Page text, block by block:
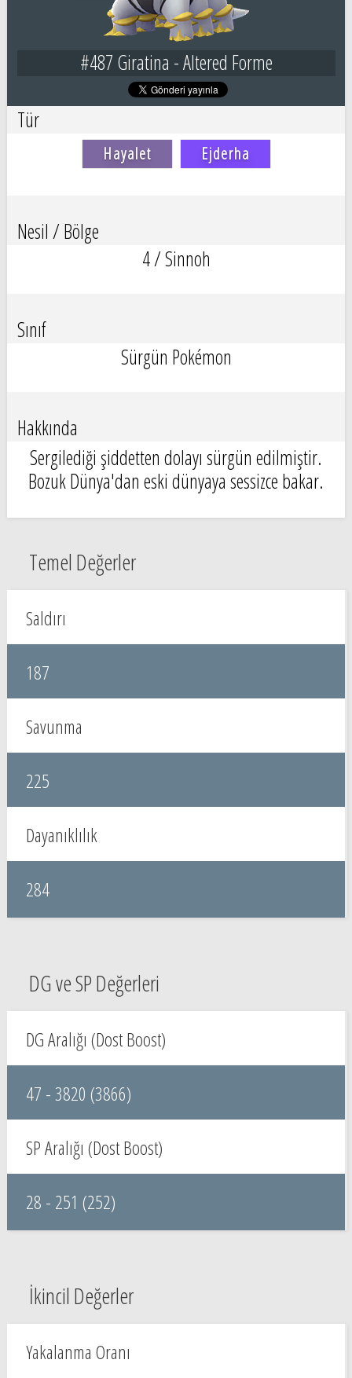
#487 Giratina - Altered Forme
Tür
Hayalet Ejderha
Nesil / Bölge
4 / Sinnoh
Sınıf
Sürgün Pokémon
Hakkında
Sergilediği şiddetten dolayı sürgün edilmiştir.
Bozuk Dünya'dan eski dünyaya sessizce bakar.
Temel Değerler
Saldırı
187
Savunma
225
Dayanıklılık
284
DG ve SP Değerleri
DG Aralığı (Dost Boost)
47 - 3820 (3866)
SP Aralığı (Dost Boost)
28 - 251 (252)
İkincil Değerler
Yakalanma Oranı